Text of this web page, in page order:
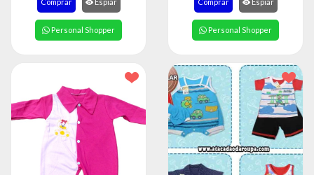
Personal Shopper Personal Shopper